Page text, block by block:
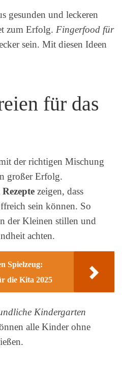
gesunden und leckeren
zum Erfolg. Fingerfood für
sein. Mit diesen Ideen
für das
der richtigen Mischung
großer Erfolg.
zeigen, dass
sein können. So
der Kleinen stillen und
achten.
Spielzeug:
die Kita 2025
Kindergarten
alle Kinder ohne